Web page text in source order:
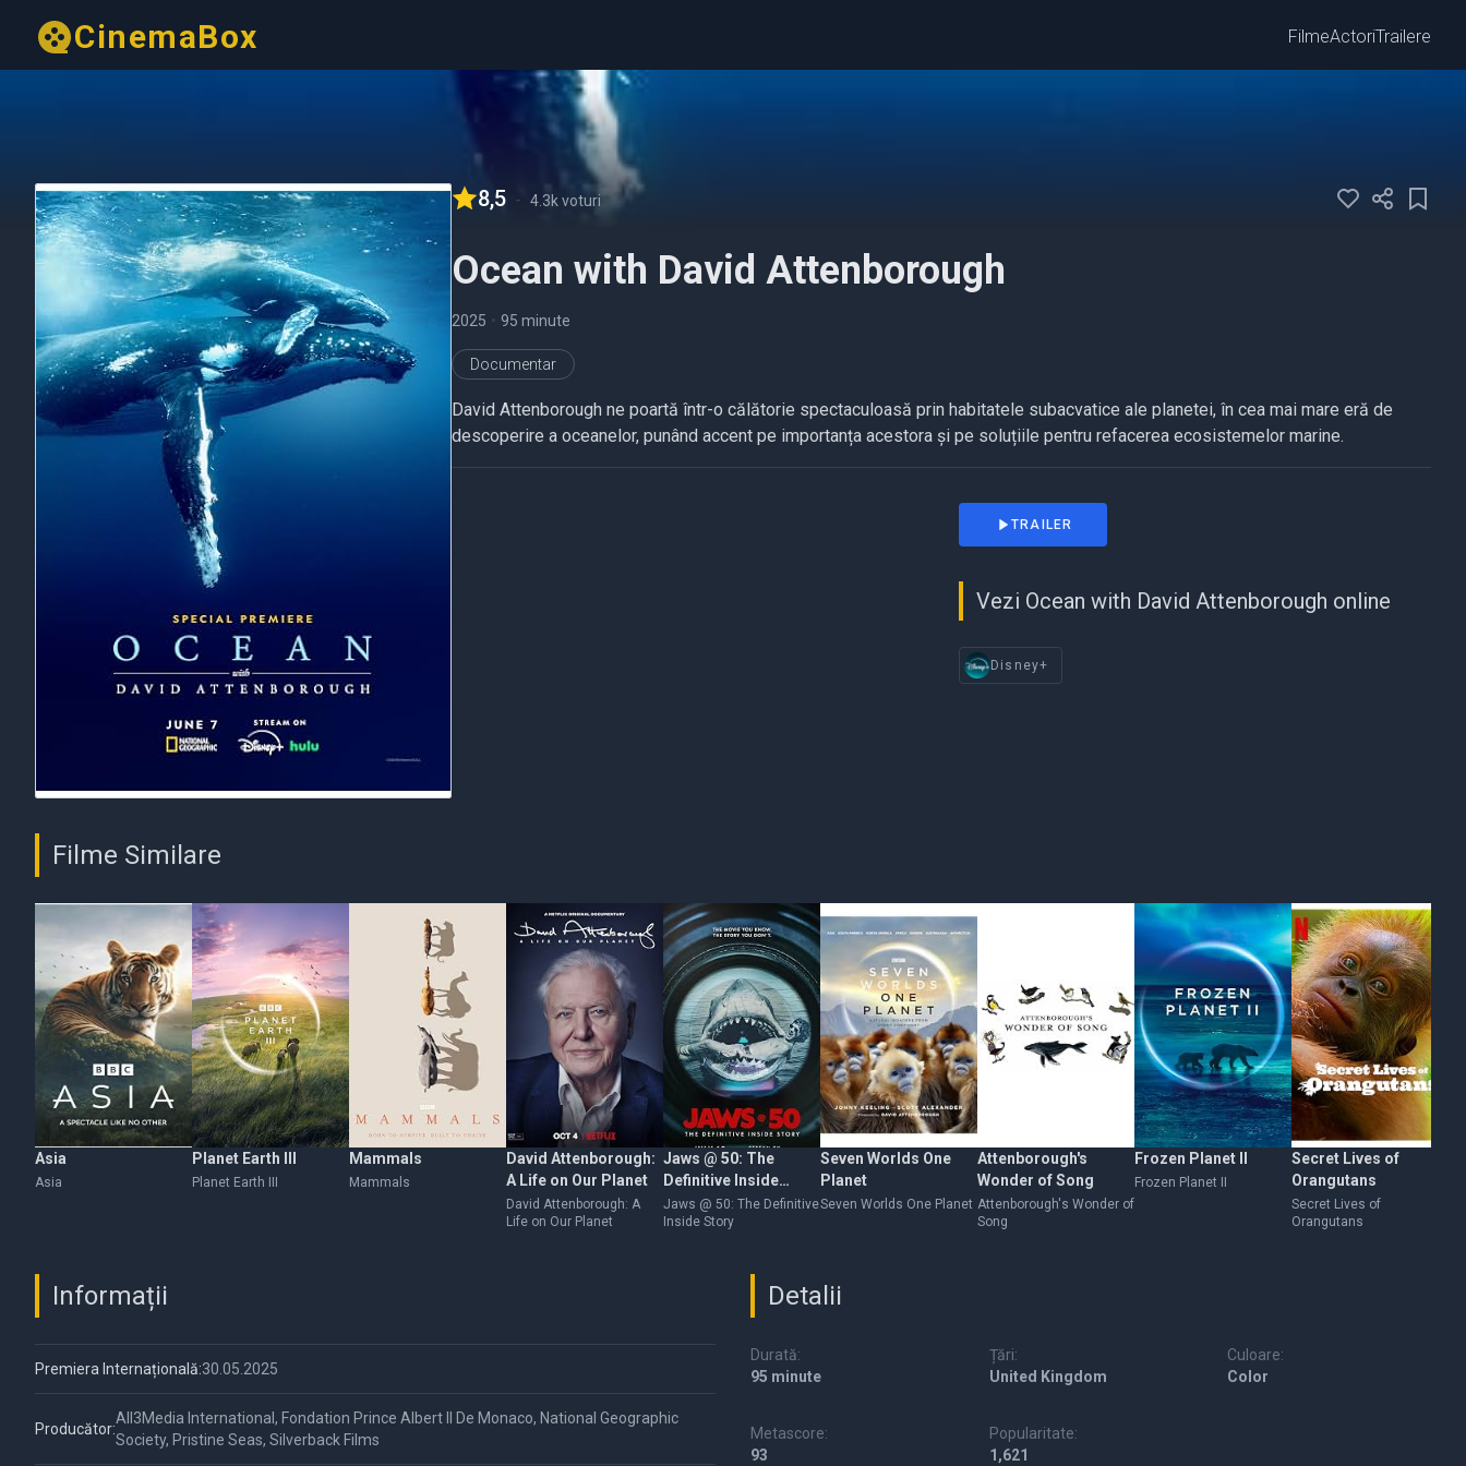
CinemaBox FilmeActoriTrailere
8,5 - 4.3k voturi
Ocean with David Attenborough
2025 • 95 minute
Documentar
David Attenborough ne poartă într-o călătorie spectaculoasă prin habitatele subacvatice ale planetei, în cea mai mare eră de
descoperire a oceanelor, punând accent pe importanța acestora și pe soluțiile pentru refacerea ecosistemelor marine.
TRAILER
Vezi Ocean with David Attenborough online
Disney+
Filme Similare
Asia
Asia
Planet Earth III
Planet Earth III
Mammals
Mammals
David Attenborough:
A Life on Our Planet
David Attenborough: A
Life on Our Planet
Jaws @ 50: The
Definitive Inside
Story
Jaws @ 50: The Definitive
Inside Story
Seven Worlds One
Planet
Seven Worlds One Planet
Attenborough's
Wonder of Song
Attenborough's Wonder of
Song
Frozen Planet II
Frozen Planet II
Secret Lives of
Orangutans
Secret Lives of
Orangutans
Informații
Premiera Internațională:30.05.2025
Producător:
All3Media International, Fondation Prince Albert II De Monaco, National Geographic
Society, Pristine Seas, Silverback Films
Detalii
Durată:
95 minute
Țări:
United Kingdom
Culoare:
Color
Metascore:
93
Popularitate:
1,621